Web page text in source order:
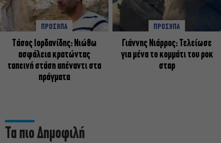
ΠΡΟΣΩΠΑ
Tάσος Ιορδανίδης: Νιώθω
ασφάλεια κρατώντας
ταπεινή στάση απέναντι στα
πράγματα
ΠΡΟΣΩΠΑ
Γιάννης Νιάρρος: Τελείωσε
για μένα το κομμάτι του ροκ
σταρ
Τα πιο Δημοφιλή